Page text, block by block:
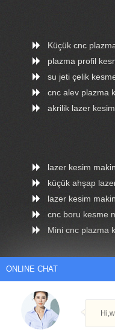
Küçük cnc
plazma profil
su jeti çelik
cnc alev plazma
akrilik lazer
lazer kesim
küçük ahşap
lazer kesim
cnc boru kesme
Mini cnc plazma
Arabic
German
ONLINE CHAT